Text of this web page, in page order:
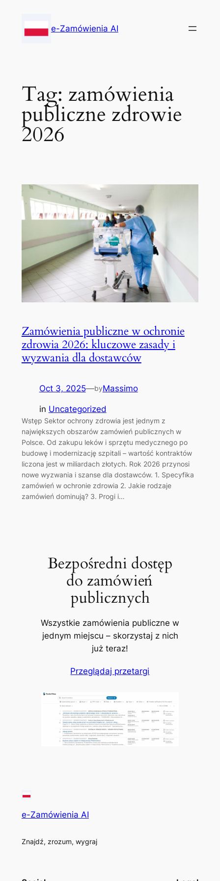
content
e-Zamówienia AI
Tag: zamówienia
publiczne zdrowie
2026
Zamówienia publiczne w ochronie
zdrowia 2026: kluczowe zasady i
wyzwania dla dostawców
Oct 3, 2025—byMassimo
in Uncategorized
Wstęp Sektor ochrony zdrowia jest jednym z
największych obszarów zamówień publicznych w
Polsce. Od zakupu leków i sprzętu medycznego po
budowę i modernizację szpitali – wartość kontraktów
liczona jest w miliardach złotych. Rok 2026 przynosi
nowe wyzwania i szanse dla dostawców. 1. Specyfika
zamówień w ochronie zdrowia 2. Jakie rodzaje
zamówień dominują? 3. Progi i…
Bezpośredni dostęp
do zamówień
publicznych
Wszystkie zamówienia publiczne w
jednym miejscu – skorzystaj z nich
już teraz!
Przeglądaj przetargi
e-Zamówienia AI
Znajdź, zrozum, wygraj